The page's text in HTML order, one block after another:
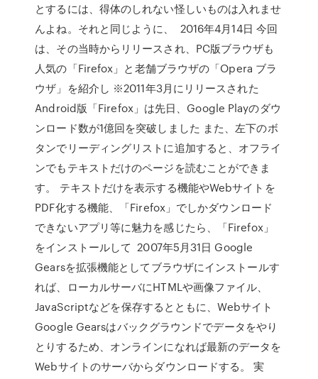
とするには、得体のしれない怪しいものは入れませ
んよね。それと同じように、 2016年4月14日 今回
は、その当時からリリースされ、PC版ブラウザも
人気の「Firefox」と老舗ブラウザの「Opera ブラ
ウザ」を紹介し ※2011年3月にリリースされた
Android版「Firefox」は先日、Google Playのダウ
ンロード数が1億回を突破しました また、左下のボ
タンでリーディングリストに追加すると、オフライ
ンでもテキストだけのページを読むことができま
す。 テキストだけを表示する機能やWebサイトを
PDF化する機能、「Firefox」でしかダウンロード
できないアプリ等に魅力を感じたら、「Firefox」
をインストールして 2007年5月31日 Google
Gearsを拡張機能としてブラウザにインストールす
れば、ローカルサーバにHTMLや画像ファイル、
JavaScriptなどを保存するとともに、Webサイト
Google Gearsはバックグラウンドでデータをやり
とりするため、オンラインになれば最新のデータを
Webサイトのサーバからダウンロードする。 実